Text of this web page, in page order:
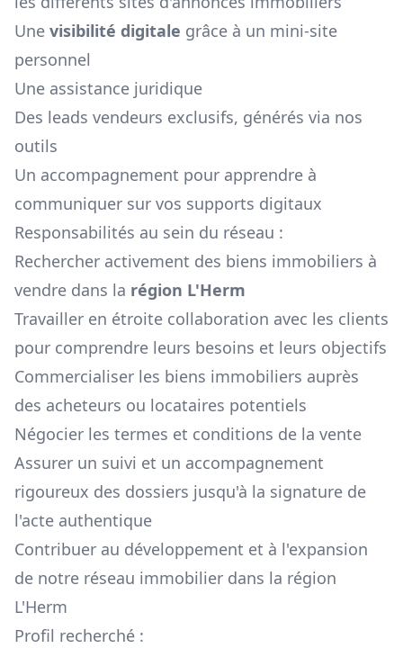
Une visibilité digitale grâce à un mini-site
personnel
Une assistance juridique
Des leads vendeurs exclusifs, générés via nos
outils
Un accompagnement pour apprendre à
communiquer sur vos supports digitaux
Responsabilités au sein du réseau :
Rechercher activement des biens immobiliers à
vendre dans la région L'Herm
Travailler en étroite collaboration avec les clients
pour comprendre leurs besoins et leurs objectifs
Commercialiser les biens immobiliers auprès
des acheteurs ou locataires potentiels
Négocier les termes et conditions de la vente
Assurer un suivi et un accompagnement
rigoureux des dossiers jusqu'à la signature de
l'acte authentique
Contribuer au développement et à l'expansion
de notre réseau immobilier dans la région
L'Herm
Profil recherché :